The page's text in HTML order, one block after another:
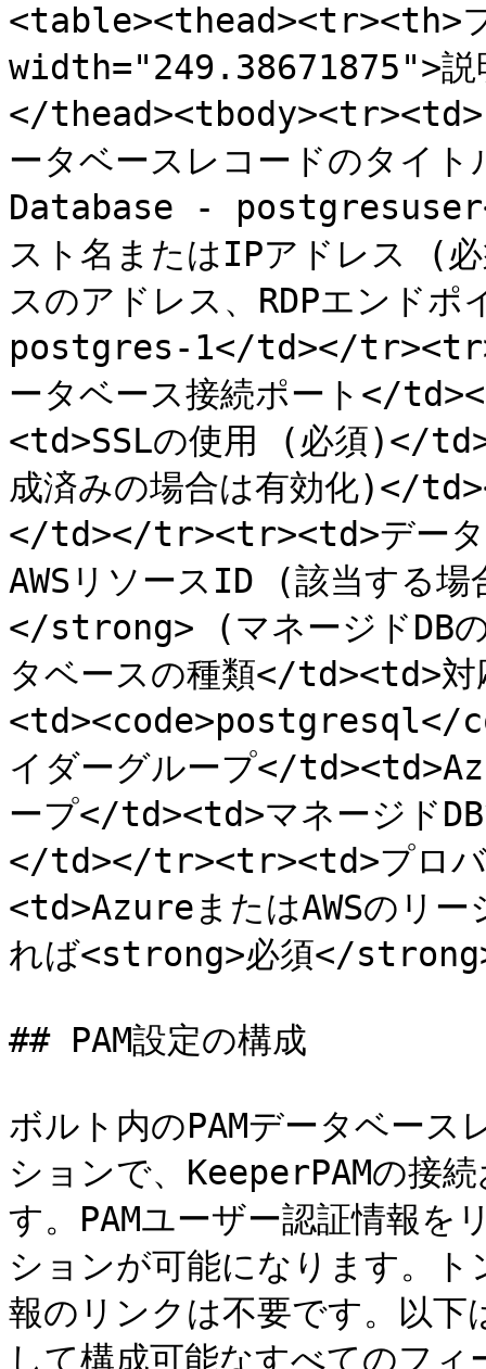
<table><thead><tr><th>
width="249.38671875">
</thead><tbody><tr><td>
ータベースレコードのタイ
Database -
スト名またはIPアドレス (
スのアドレス、RDPエンド
postgres-1</td></
ータベース接続ポート</
<td>SSLの使用 (必須)</
成済みの場合は有効化)</
</td></tr><tr><td>データ
AWSリソースID (該当する
</strong> (マネージド
タベースの種類</td><td>
<td><code>postgresql</
イダーグループ</
ープ</td><td>マネージド
</td></tr><tr><td>プロバ
<td>AzureまたはAWSのリ
れば<strong>必須</
## PAM設定の構成
ボルト内のPAMデータベー
ションで、KeeperPAMの接
す。PAMユーザー認証情報を
ションが可能になります。
報のリンクは不要です。以
して構成可能なすべてのフ